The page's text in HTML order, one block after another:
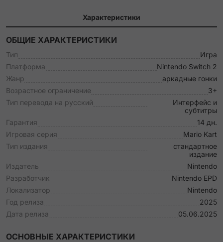
Характеристики
ОБЩИЕ ХАРАКТЕРИСТИКИ
Тип
Игра
Платформа
Nintendo Switch 2
Жанр
аркадные гонки
Возрастное ограничение
3+
Тип перевода на русский
Интерфейс и
субтитры
Гарантия
14 дн.
Игровая серия
Mario Kart
Тип издания
стандартное
издание
Издатель
Nintendo
Разработчик
Nintendo EPD
Локализатор
Nintendo
Год релиза
2025
Дата релиза
05.06.2025
ОСНОВНЫЕ ХАРАКТЕРИСТИКИ